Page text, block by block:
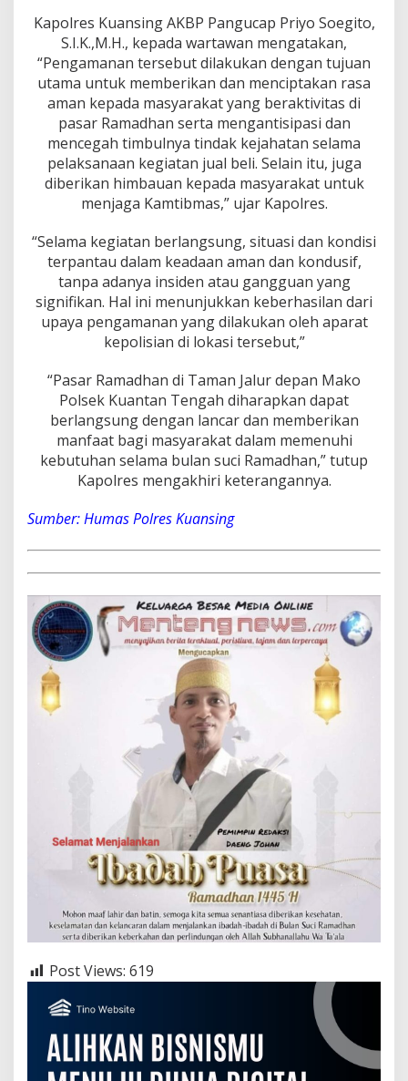
o
P
s
e
k
K
u
a
n
t
n
T
e
n
g
a
B
r
l
a
n
g
s
u
g
a
a
r
Kapolres Kuansing AKBP Pangucap Priyo Soegito,
S.I.K.,M.H., kepada wartawan mengatakan,
“Pengamanan tersebut dilakukan dengan tujuan
utama untuk memberikan dan menciptakan rasa
aman kepada masyarakat yang beraktivitas di
pasar Ramadhan serta mengantisipasi dan
mencegah timbulnya tindak kejahatan selama
pelaksanaan kegiatan jual beli. Selain itu, juga
diberikan himbauan kepada masyarakat untuk
menjaga Kamtibmas,” ujar Kapolres.
“Selama kegiatan berlangsung, situasi dan kondisi
terpantau dalam keadaan aman dan kondusif,
tanpa adanya insiden atau gangguan yang
signifikan. Hal ini menunjukkan keberhasilan dari
upaya pengamanan yang dilakukan oleh aparat
kepolisian di lokasi tersebut,”
“Pasar Ramadhan di Taman Jalur depan Mako
Polsek Kuantan Tengah diharapkan dapat
berlangsung dengan lancar dan memberikan
manfaat bagi masyarakat dalam memenuhi
kebutuhan selama bulan suci Ramadhan,” tutup
Kapolres mengakhiri keterangannya.
Sumber: Humas Polres Kuansing
Post Views: 619